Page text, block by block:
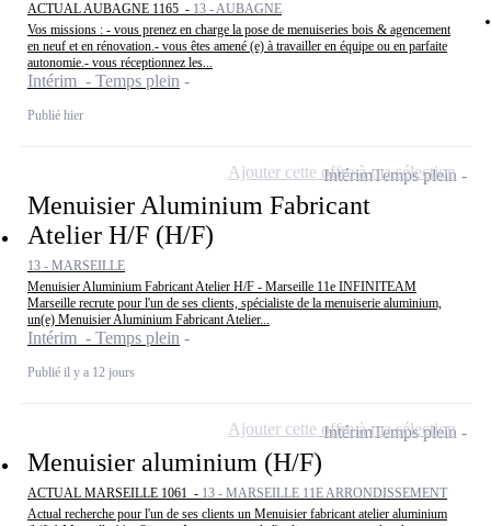
ACTUAL AUBAGNE 1165 - 13 - AUBAGNE
Vos missions : - vous prenez en charge la pose de menuiseries bois & agencement
en neuf et en rénovation.- vous êtes amené (e) à travailler en équipe ou en parfaite
autonomie.- vous réceptionnez les...
Intérim - Temps plein
Publié hier
Menuisier Aluminium Fabricant
Atelier H/F (H/F)
13 - MARSEILLE
Menuisier Aluminium Fabricant Atelier H/F - Marseille 11e INFINITEAM
Marseille recrute pour l'un de ses clients, spécialiste de la menuiserie aluminium,
un(e) Menuisier Aluminium Fabricant Atelier...
Intérim - Temps plein
Publié il y a 12 jours
IntérimTemps plein
Ajouter cette offre à ma sélection
Menuisier aluminium (H/F)
ACTUAL MARSEILLE 1061 - 13 - MARSEILLE 11E ARRONDISSEMENT
Actual recherche pour l'un de ses clients un Menuisier fabricant atelier aluminium
IntérimTemps plein
Ajouter cette offre à ma sélection